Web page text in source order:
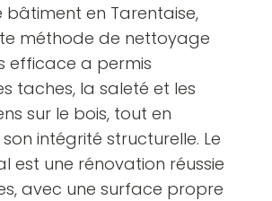
en Tarentaise,
méthode de nettoyage
efficace a permis
taches, la saleté et les
sur le bois, tout en
intégrité structurelle. Le
est une rénovation réussie
avec une surface propre